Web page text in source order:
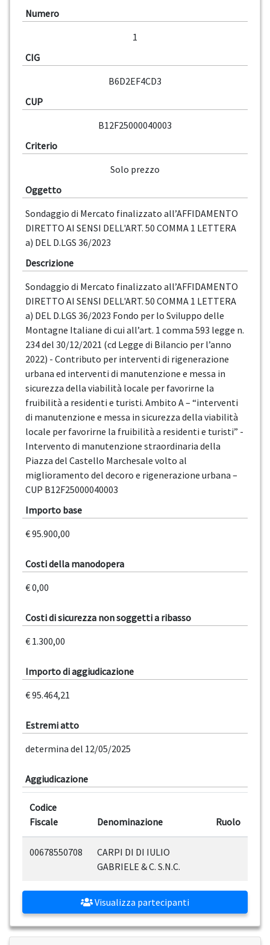
Numero
1
CIG
B6D2EF4CD3
CUP
B12F25000040003
Criterio
Solo prezzo
Oggetto
Sondaggio di Mercato finalizzato all’AFFIDAMENTO
DIRETTO AI SENSI DELL'ART. 50 COMMA 1 LETTERA
a) DEL D.LGS 36/2023
Descrizione
Sondaggio di Mercato finalizzato all’AFFIDAMENTO
DIRETTO AI SENSI DELL'ART. 50 COMMA 1 LETTERA
a) DEL D.LGS 36/2023 Fondo per lo Sviluppo delle
Montagne Italiane di cui all’art. 1 comma 593 legge n.
234 del 30/12/2021 (cd Legge di Bilancio per l’anno
2022) - Contributo per interventi di rigenerazione
urbana ed interventi di manutenzione e messa in
sicurezza della viabilità locale per favorirne la
fruibilità a residenti e turisti. Ambito A – “interventi
di manutenzione e messa in sicurezza della viabilità
locale per favorirne la fruibilità a residenti e turisti” -
Intervento di manutenzione straordinaria della
Piazza del Castello Marchesale volto al
miglioramento del decoro e rigenerazione urbana –
CUP B12F25000040003
Importo base
€ 95.900,00
Costi della manodopera
€ 0,00
Costi di sicurezza non soggetti a ribasso
€ 1.300,00
Importo di aggiudicazione
€ 95.464,21
Estremi atto
determina del 12/05/2025
Aggiudicazione
Codice
Fiscale
Denominazione Ruolo
00678550708
CARPI DI DI IULIO
GABRIELE & C. S.N.C.
Visualizza partecipanti